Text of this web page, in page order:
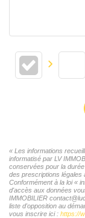
« Les informations
informatisé par LV
conservées pour la
des prescriptions légales
Conformément à la loi «
d'accès aux données
IMMOBILIER
liste d'opposition au
vous inscrire ici : https://